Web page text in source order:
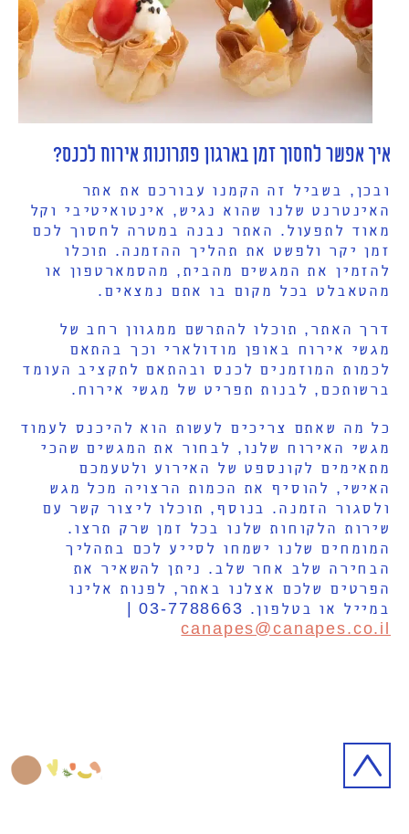
איך אפשר לחסוך זמן בארגון פתרונות אירוח לכנס?
ובכן, בשביל זה הקמנו עבורכם את אתר
האינטרנט שלנו שהוא נגיש, אינטואיטיבי וקל
מאוד לתפעול. האתר נבנה במטרה לחסוך לכם
זמן יקר ולפשט את תהליך ההזמנה. תוכלו
להזמין את המגשים מהבית, מהסמארטפון או
מהטאבלט בכל מקום בו אתם נמצאים.
דרך האתר, תוכלו להתרשם ממגוון רחב של
מגשי אירוח באופן מודולארי וכך בהתאם
לכמות המוזמנים לכנס ובהתאם לתקציב העומד
ברשותכם, לבנות תפריט של מגשי אירוח.
כל מה שאתם צריכים לעשות הוא להיכנס לעמוד
מגשי האירוח שלנו, לבחור את המגשים שהכי
מתאימים לקונספט של האירוע ולטעמכם
האישי, להוסיף את הכמות הרצויה מכל מגש
ולסגור הזמנה. בנוסף, תוכלו ליצור קשר עם
שירות הלקוחות שלנו בכל זמן שרק תרצו.
המומחים שלנו ישמחו לסייע לכם בתהליך
הבחירה שלב אחר שלב. ניתן להשאיר את
הפרטים שלכם אצלנו באתר, לפנות אלינו
במייל או בטלפון. 03-7788663 |
canapes@canapes.co.il